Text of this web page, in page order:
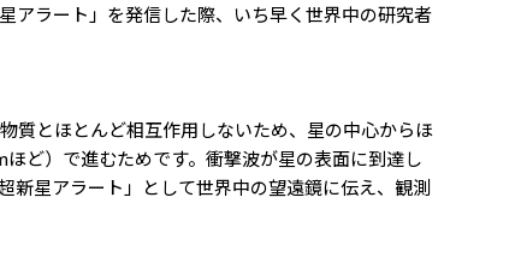
アラート」を発信した際、いち早く世界中の研究者
質とほとんど相互作用しないため、星の中心からほ
ど）で進むためです。衝撃波が星の表面に到達し
新星アラート」として世界中の望遠鏡に伝え、観測